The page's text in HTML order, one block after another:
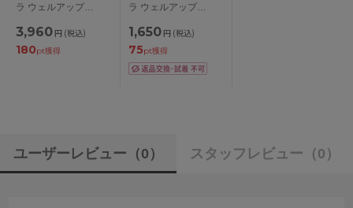
ラ ウェルアップ
ワイヤーブラ フルカ
ップ S/M/L/LL
3,960 円 (税込)
180pt獲得
ラ ウェルアップ
ンダードショーツ M/L
1,650 円 (税込)
75pt獲得
ユーザーレビュー （0） スタッフレビュー （0）